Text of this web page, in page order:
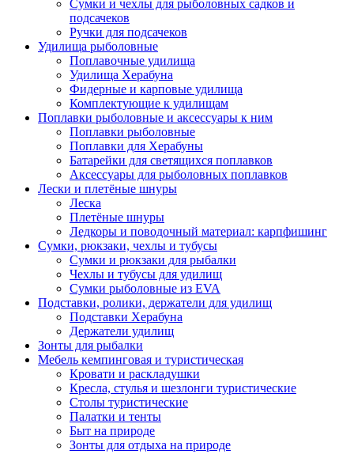
Сумки и чехлы для рыболовных садков и
подсачеков
Ручки для подсачеков
Удилища рыболовные
Поплавочные удилища
Удилища Херабуна
Фидерные и карповые удилища
Комплектующие к удилищам
Поплавки рыболовные и аксессуары к ним
Поплавки рыболовные
Поплавки для Херабуны
Батарейки для светящихся поплавков
Аксессуары для рыболовных поплавков
Лески и плетёные шнуры
Леска
Плетёные шнуры
Ледкоры и поводочный материал: карпфишинг
Сумки, рюкзаки, чехлы и тубусы
Сумки и рюкзаки для рыбалки
Чехлы и тубусы для удилищ
Сумки рыболовные из EVA
Подставки, ролики, держатели для удилищ
Подставки Херабуна
Держатели удилищ
Зонты для рыбалки
Мебель кемпинговая и туристическая
Кровати и раскладушки
Кресла, стулья и шезлонги туристические
Столы туристические
Палатки и тенты
Быт на природе
Зонты для отдыха на природе